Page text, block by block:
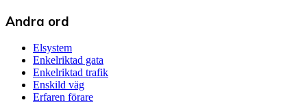
Andra ord
Elsystem
Enkelriktad gata
Enkelriktad trafik
Enskild väg
Erfaren förare